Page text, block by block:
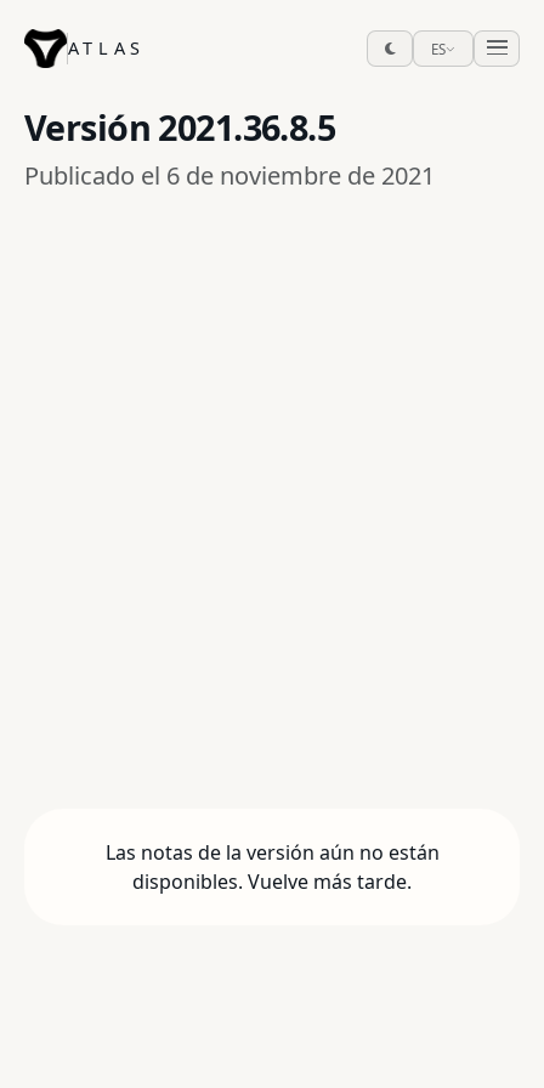
ATLAS ES
Versión 2021.36.8.5
Publicado el 6 de noviembre de 2021
Las notas de la versión aún no están
disponibles. Vuelve más tarde.